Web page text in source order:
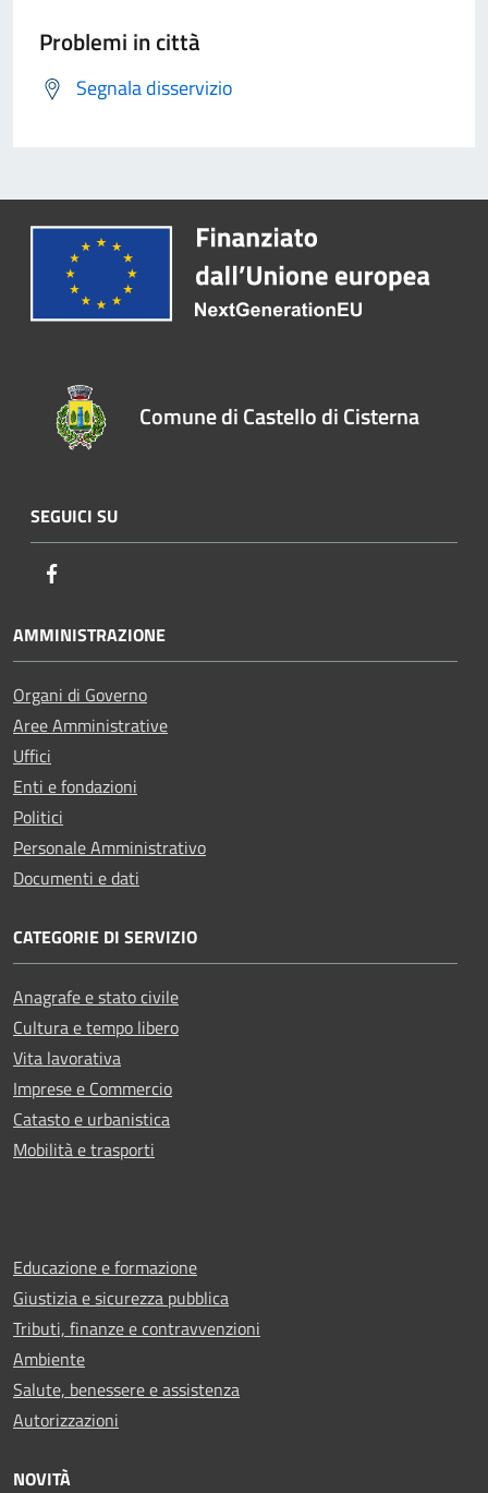
Problemi in città
Segnala disservizio
Comune di Castello di Cisterna
SEGUICI SU
AMMINISTRAZIONE
Organi di Governo
Aree Amministrative
Uffici
Enti e fondazioni
Politici
Personale Amministrativo
Documenti e dati
CATEGORIE DI SERVIZIO
Anagrafe e stato civile
Cultura e tempo libero
Vita lavorativa
Imprese e Commercio
Catasto e urbanistica
Mobilità e trasporti
Educazione e formazione
Giustizia e sicurezza pubblica
Tributi, finanze e contravvenzioni
Ambiente
Salute, benessere e assistenza
Autorizzazioni
NOVITÀ